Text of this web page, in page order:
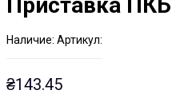
Наличие: Артикул:
₴143.45